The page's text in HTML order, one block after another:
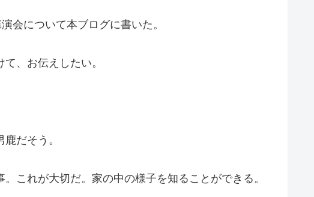
会について本ブログに書いた。
、お伝えしたい。
だそう。
これが大切だ。家の中の様子を知ることができる。